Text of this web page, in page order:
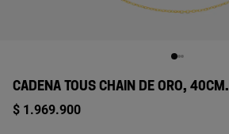
CADENA TOUS CHAIN DE ORO, 40CM.
$ 1.969.900